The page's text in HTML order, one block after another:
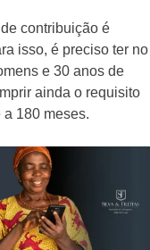
contribuição é
isso, é preciso ter no
e 30 anos de
ainda o requisito
180 meses.